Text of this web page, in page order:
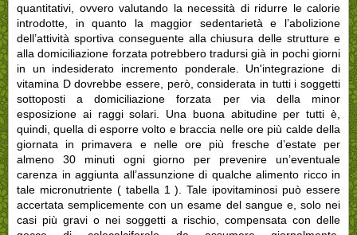
quantitativi, ovvero valutando la necessità di ridurre le calorie
introdotte, in quanto la maggior sedentarietà e l’abolizione
dell’attività sportiva conseguente alla chiusura delle strutture e
alla domiciliazione forzata potrebbero tradursi già in pochi giorni
in un indesiderato incremento ponderale. Un'integrazione di
vitamina D dovrebbe essere, però, considerata in tutti i soggetti
sottoposti a domiciliazione forzata per via della minor
esposizione ai raggi solari. Una buona abitudine per tutti è,
quindi, quella di esporre volto e braccia nelle ore più calde della
giornata in primavera e nelle ore più fresche d’estate per
almeno 30 minuti ogni giorno per prevenire un’eventuale
carenza in aggiunta all’assunzione di qualche alimento ricco in
tale micronutriente ( tabella 1 ). Tale ipovitaminosi può essere
accertata semplicemente con un esame del sangue e, solo nei
casi più gravi o nei soggetti a rischio, compensata con delle